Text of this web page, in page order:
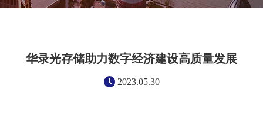
华录光存储助力数字经济建设高质量发展
2023.05.30